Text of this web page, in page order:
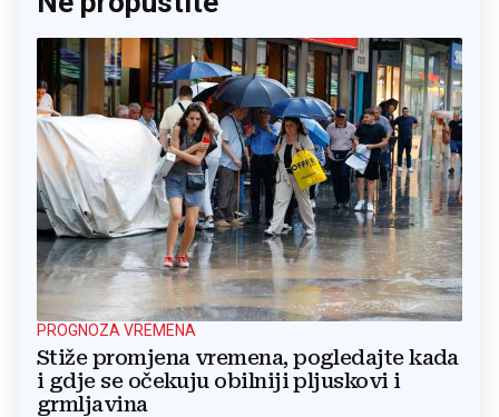
PROGNOZA VREMENA
Stiže promjena vremena, pogledajte kada
i gdje se očekuju obilniji pljuskovi i
grmljavina